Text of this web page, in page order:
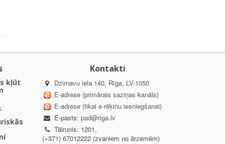
kļūt
Kontakti
Dzirnavu iela 140, Rīga, LV-1050
E-adrese (primārais saziņas kanāls)
E-adrese (tikai e-rēķinu iesniegšanai)
E-pasts: pad@riga.lv
Tālrunis: 1201,
(+371) 67012222 (zvaniem no ārzemēm)